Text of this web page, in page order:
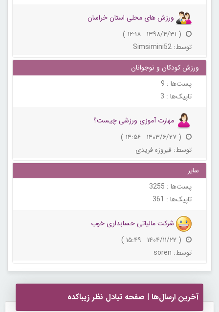
ورزش های محلی استان خراسان
( ۱۳۹۸/۴/۳۱ ۱۲:۱۸ )
توسط: Simsimini52
ورزش کودکان و نوجوانان
پست‌ها : 9
تاپیک‌ها : 3
مهارت آموزی ورزشی چیست؟
( ۱۴۰۳/۶/۲۷ ۱۴:۵۶ )
توسط: فیروزه فریدی
سایر
پست‌ها : 3255
تاپیک‌ها : 361
شرکت مالیاتی حسابداری خوب
( ۱۴۰۴/۱۱/۲۲ ۱۵:۴۹ )
توسط: soren
آخرین ارسال‌ها | صفحه تبادل نظر زیباکده